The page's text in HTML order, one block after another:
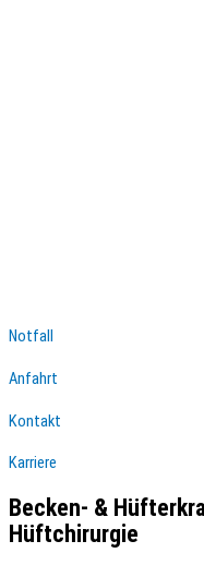
Notfall
Anfahrt
Kontakt
Karriere
Becken- &
Hüftchirurgie